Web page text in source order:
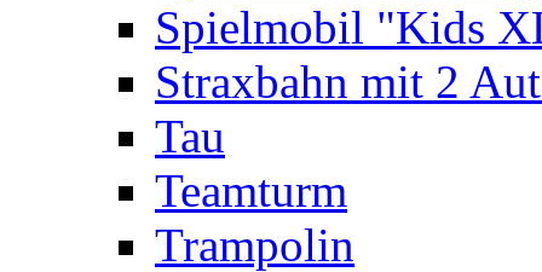
Spielmobil "Kids
Straxbahn mit 2
Tau
Teamturm
Trampolin